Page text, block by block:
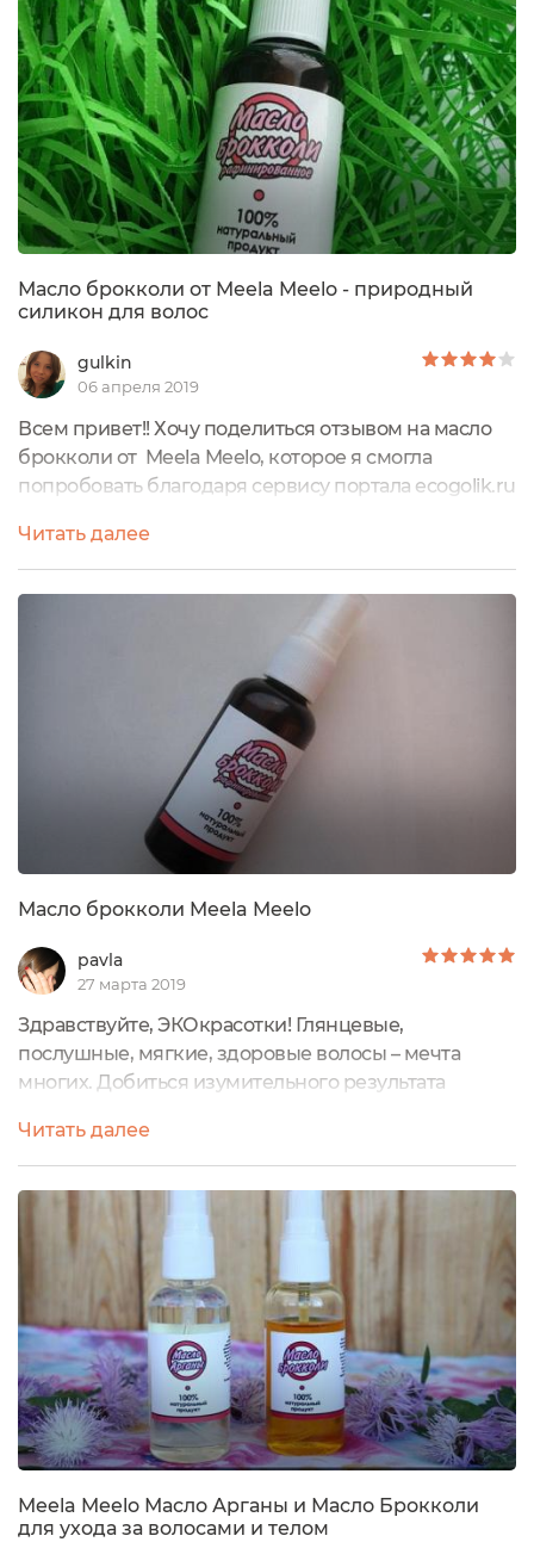
продукте.Масло Камелии от бренда Meela Meelo
представлено в темном пластиковом флаконе
об'емом 50 мл. Флакон опоясывает...
Масло брокколи от Meela Meelo - природный
силикон для волос
gulkin
06 апреля 2019
Всем привет!! Хочу поделиться отзывом на масло
брокколи от Meela Meelo, которое я смогла
попробовать благодаря сервису портала ecogolik.ru
марке Meela Meelo С маслом брокколи я была уже
знакома ( есть от Спивакъ), поэтому в процессе
отзыва я их немного сравню. Ну а пока посмотрим
на упаковку Все жидкие базовые масла у Meela
Meelo находятся в затемненном...
Читать далее
Масло брокколи Meela Meelo
pavla
27 марта 2019
Здравствуйте, ЭКОкрасотки! Глянцевые,
послушные, мягкие, здоровые волосы – мечта
многих. Добиться изумительного результата
предлагает продукт 30, 50 и 100 мл. У меня
пластиковый флакон с дозатором и защитной
крышкой 50 мл.Состав: 100% масло брокколи
холодного отжима"Масло брокколи богато
витаминами А и С, а также содержит витамин K,
железо, калий и кальций....
Читать далее
Meela Meelo Масло Арганы и Масло Брокколи
для ухода за волосами и телом